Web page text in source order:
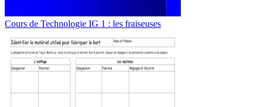
Cours de Technologie IG 1 : les fraiseuses